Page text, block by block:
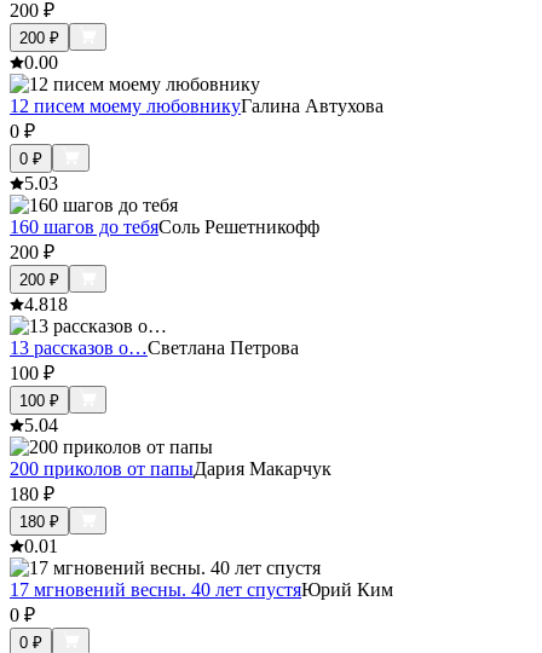
200 ₽
200 ₽
0.00
12 писем моему любовникуГалина Автухова
0 ₽
0 ₽
5.03
160 шагов до тебяСоль Решетникофф
200 ₽
200 ₽
4.818
13 рассказов о…Светлана Петрова
100 ₽
100 ₽
5.04
200 приколов от папыДария Макарчук
180 ₽
180 ₽
0.01
17 мгновений весны. 40 лет спустяЮрий Ким
0 ₽
0 ₽